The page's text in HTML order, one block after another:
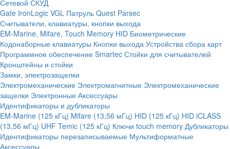
Сетевой СКУД
Gate IronLogic VGL Патруль Quest Parsec
Считыватели, клавиатуры, кнопки выхода
EM-Marine, Mifare, Touch Memory HID Биометрические
Кодонаборные клавиатуры Кнопки выхода Устройства сбора карт
Программное обеспечение Smartec Стойки для считывателей
Кронштейны и стойки
Замки, электрозащелки
Электромеханические Электромагнитные Электромеханические
защелки Электронные Аксессуары
Идентификаторы и дубликаторы
EM-Marine (125 кГц) Mifare (13,56 мГц) HID (125 кГц) HID iCLASS
(13,56 мГц) UHF Temic (125 кГц) Ключи touch memory Дубликаторы
Идентификаторы перезаписываемые Мультиформатные
Аксессуары